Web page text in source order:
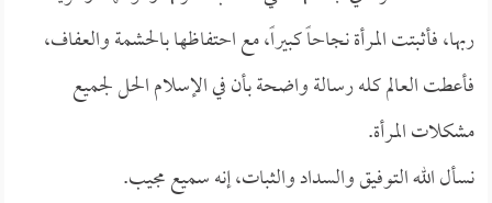
ربها، فأثبتت المرأة نجاحاً كبيراً، مع احتفاظها بالحشمة والعفاف،
فأعطت العالم كله رسالة واضحة بأن في الإسلام الحل لجميع
مشكلات المرأة.
نسأل الله التوفيق والسداد والثبات، إنه سميع مجيب.